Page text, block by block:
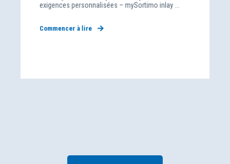
exigences personnalisées – mySortimo inlay ...
Commencer à lire